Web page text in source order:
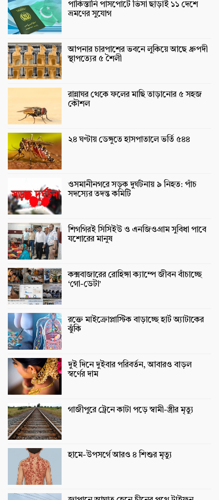
পাকিস্তানি পাসপোর্টে ভিসা ছাড়াই ১১ দেশে
ভ্রমণের সুযোগ
আপনার চারপাশের ভবনে লুকিয়ে আছে ধ্রুপদী
স্থাপত্যের ৫ শৈলী
রান্নাঘর থেকে ফলের মাছি তাড়ানোর ৫ সহজ
কৌশল
২৪ ঘণ্টায় ডেঙ্গুতে হাসপাতালে ভর্তি ৫৪৪
ওসমানীনগরে সড়ক দুর্ঘটনায় ৯ নিহত: পাঁচ
সদস্যের তদন্ত কমিটি
শিগগিরই সিসিইউ ও এনজিওগ্রাম সুবিধা পাবে
যশোরের মানুষ
কক্সবাজারের রোহিঙ্গা ক্যাম্পে জীবন বাঁচাচ্ছে
‘গো-ডেটা’
রক্তে মাইক্রোপ্লাস্টিক বাড়াচ্ছে হার্ট অ্যাটাকের
ঝুঁকি
দুই দিনে দুইবার পরিবর্তন, আবারও বাড়ল
স্বর্ণের দাম
গাজীপুরে ট্রেনে কাটা পড়ে স্বামী-স্ত্রীর মৃত্যু
হামে-উপসর্গে আরও ৪ শিশুর মৃত্যু